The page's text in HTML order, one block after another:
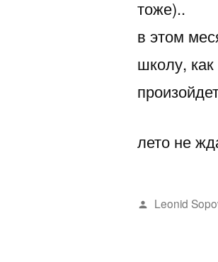
тоже)..
в этом
школу,
лето не
Написано
Leonid